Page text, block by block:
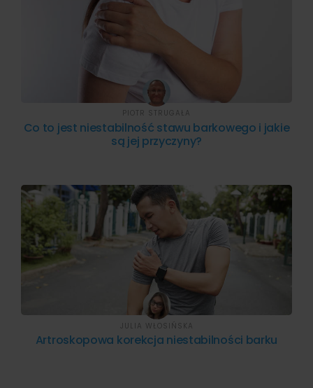
Co to jest niestabilność stawu barkowego i jakie
są jej przyczyny?
PIOTR STRUGAŁA
Artroskopowa korekcja niestabilności barku
JULIA WŁOSIŃSKA